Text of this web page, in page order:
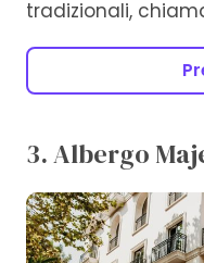
tradizionali,
3. Albergo